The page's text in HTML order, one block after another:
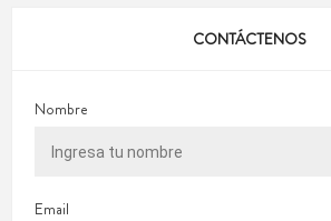
CONTÁCTENOS
Nombre
Email